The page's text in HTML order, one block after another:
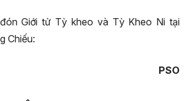
Giới tử Tỳ kheo và Tỳ Kheo Ni tại
Chiếu:
PSO